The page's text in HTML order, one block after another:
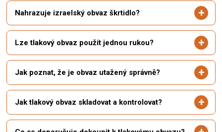
Nahrazuje izraelský obvaz škrtidlo?
Lze tlakový obvaz použít jednou rukou?
Jak poznat, že je obvaz utažený správně?
Jak tlakový obvaz skladovat a kontrolovat?